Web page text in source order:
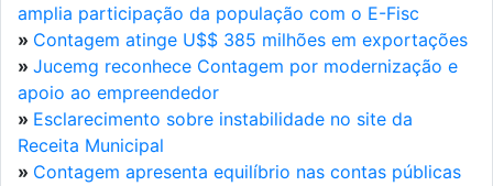
amplia participação da população com o E-Fisc
» Contagem atinge U$$ 385 milhões em exportações
» Jucemg reconhece Contagem por modernização e
apoio ao empreendedor
» Esclarecimento sobre instabilidade no site da
Receita Municipal
» Contagem apresenta equilíbrio nas contas públicas